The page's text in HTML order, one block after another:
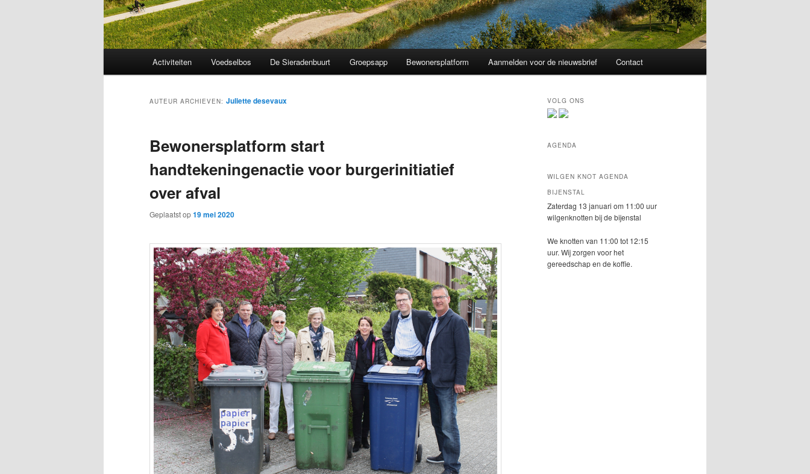
Activiteiten Voedselbos De Sieradenbuurt Groepsapp Bewonersplatform Aanmelden voor de nieuwsbrief Contact
AUTEUR ARCHIEVEN: Juliette desevaux
Bewonersplatform start
handtekeningenactie voor burgerinitiatief
over afval
Geplaatst op19 mei 2020
VOLG ONS
AGENDA
WILGEN KNOT AGENDA
BIJENSTAL
Zaterdag 13 januari om 11:00 uur
wilgenknotten bij de bijenstal
We knotten van 11:00 tot 12:15
uur. Wij zorgen voor het
gereedschap en de koffie.